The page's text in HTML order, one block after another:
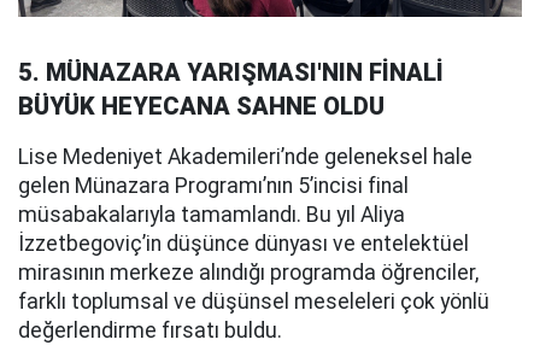
5. MÜNAZARA YARIŞMASI'NIN FİNALİ
BÜYÜK HEYECANA SAHNE OLDU
Lise Medeniyet Akademileri’nde geleneksel hale
gelen Münazara Programı’nın 5’incisi final
müsabakalarıyla tamamlandı. Bu yıl Aliya
İzzetbegoviç’in düşünce dünyası ve entelektüel
mirasının merkeze alındığı programda öğrenciler,
farklı toplumsal ve düşünsel meseleleri çok yönlü
değerlendirme fırsatı buldu.